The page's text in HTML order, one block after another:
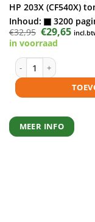
HP 203X (CF540X)
Inhoud:
3200
€32,95
prijs
was:
€29,65
prijs
in voorraad
HP 203X (CF540X)
MEER INFO